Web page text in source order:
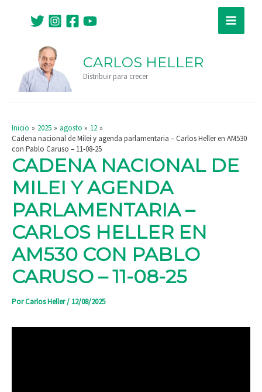
contenido
Main
CARLOS HELLER
Distribuir para crecer
Inicio 2025 agosto
12
Cadena nacional de Milei y agenda parlamentaria – Carlos Heller en AM530
con Pablo Caruso – 11-08-25
CADENA NACIONAL DE
MILEI Y AGENDA
PARLAMENTARIA –
CARLOS HELLER EN
AM530 CON PABLO
CARUSO – 11-08-25
PorCarlos Heller/ 12/08/2025
entradas